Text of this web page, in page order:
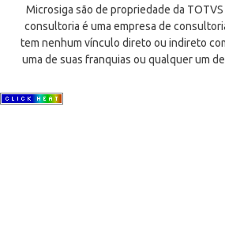
Microsiga são de propriedade da TOTVS
consultoria é uma empresa de
tem nenhum vínculo direto ou indireto
uma de suas franquias ou qualquer um